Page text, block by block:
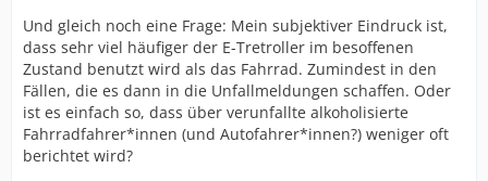
Und gleich noch eine Frage: Mein subjektiver Eindruck ist,
dass sehr viel häufiger der E-Tretroller im besoffenen
Zustand benutzt wird als das Fahrrad. Zumindest in den
Fällen, die es dann in die Unfallmeldungen schaffen. Oder
ist es einfach so, dass über verunfallte alkoholisierte
Fahrradfahrer*innen (und Autofahrer*innen?) weniger oft
berichtet wird?